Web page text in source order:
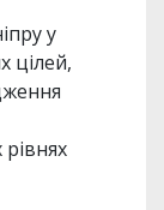
у
цілей,